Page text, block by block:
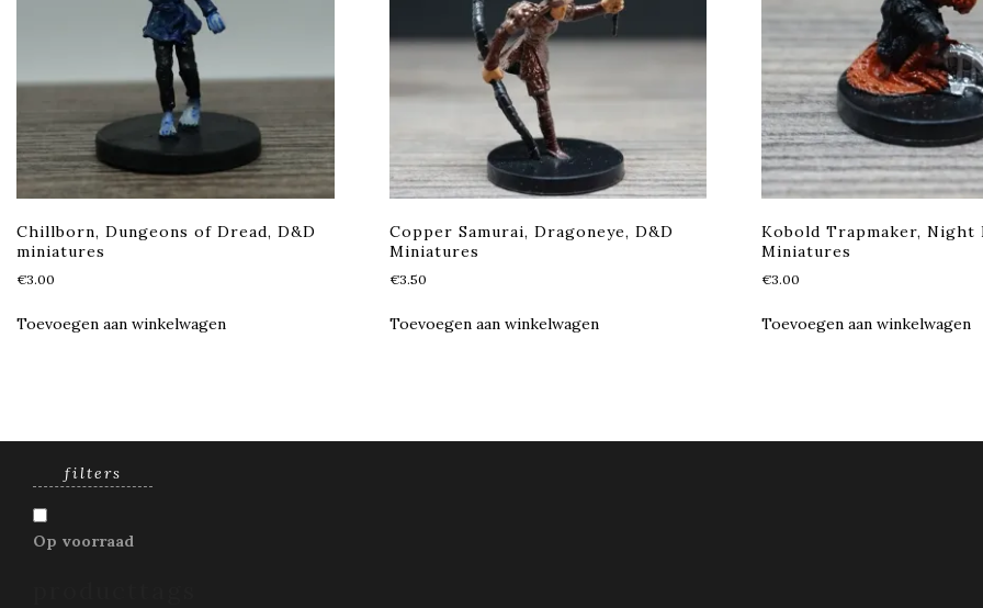
Chillborn, Dungeons of Dread, D&D
miniatures
€3.00
Toevoegen aan winkelwagen
Copper Samurai, Dragoneye, D&D
Miniatures
€3.50
Toevoegen aan winkelwagen
Kobold Trapmaker, Night
Miniatures
€3.00
Toevoegen aan winkelwagen
filters
Op voorraad